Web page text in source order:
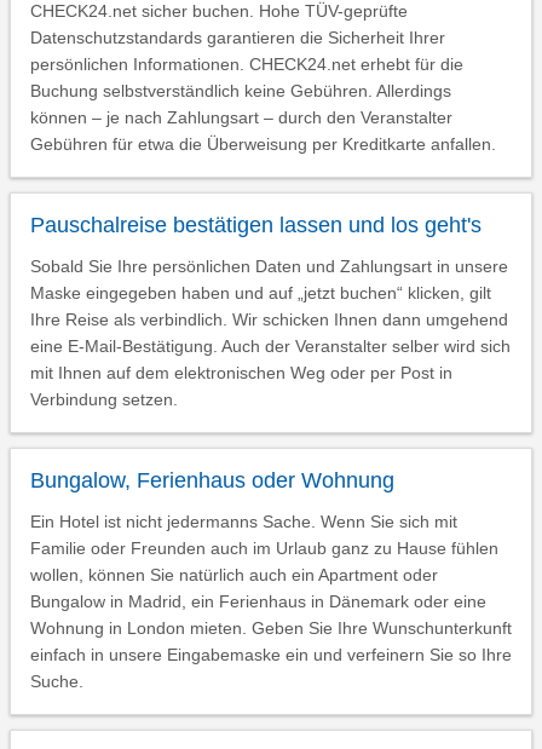
CHECK24.net sicher buchen. Hohe TÜV-geprüfte
Datenschutzstandards garantieren die Sicherheit Ihrer
persönlichen Informationen. CHECK24.net erhebt für die
Buchung selbstverständlich keine Gebühren. Allerdings
können – je nach Zahlungsart – durch den Veranstalter
Gebühren für etwa die Überweisung per Kreditkarte anfallen.
Pauschalreise bestätigen lassen und los geht's
Sobald Sie Ihre persönlichen Daten und Zahlungsart in unsere
Maske eingegeben haben und auf „jetzt buchen“ klicken, gilt
Ihre Reise als verbindlich. Wir schicken Ihnen dann umgehend
eine E-Mail-Bestätigung. Auch der Veranstalter selber wird sich
mit Ihnen auf dem elektronischen Weg oder per Post in
Verbindung setzen.
Bungalow, Ferienhaus oder Wohnung
Ein Hotel ist nicht jedermanns Sache. Wenn Sie sich mit
Familie oder Freunden auch im Urlaub ganz zu Hause fühlen
wollen, können Sie natürlich auch ein Apartment oder
Bungalow in Madrid, ein Ferienhaus in Dänemark oder eine
Wohnung in London mieten. Geben Sie Ihre Wunschunterkunft
einfach in unsere Eingabemaske ein und verfeinern Sie so Ihre
Suche.